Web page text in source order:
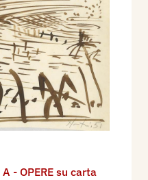
A - OPERE su carta